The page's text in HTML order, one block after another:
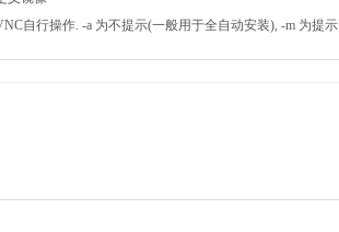
自行操作. -a 为不提示(一般用于全自动安装), -m 为提示.